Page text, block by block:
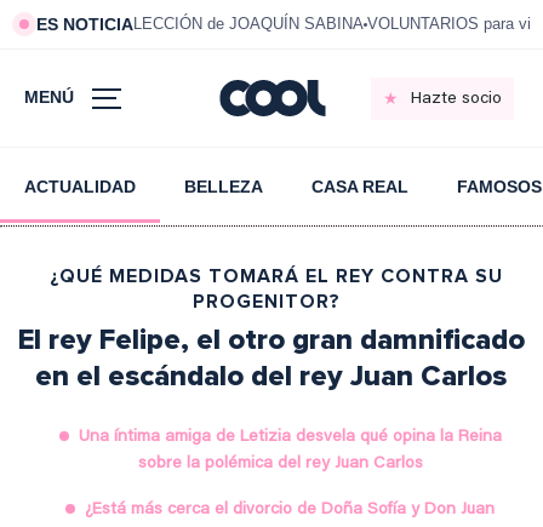
ES NOTICIALECCIÓN de JOAQUÍN SABINA VOLUNTARIOS para
MENÚ Hazte socio
ACTUALIDAD BELLEZA CASA REAL FAMOSOS
¿QUÉ MEDIDAS TOMARÁ EL REY CONTRA SU
PROGENITOR?
El rey Felipe, el otro gran damnificado
en el escándalo del rey Juan Carlos
Una íntima amiga de Letizia desvela qué opina la Reina
sobre la polémica del rey Juan Carlos
¿Está más cerca el divorcio de Doña Sofía y Don Juan